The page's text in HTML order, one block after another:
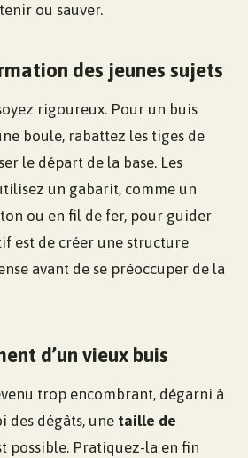
ou sauver.
des jeunes sujets
rigoureux. Pour un buis
boule, rabattez les tiges de
le départ de la base. Les
un gabarit, comme un
ou en fil de fer, pour guider
est de créer une structure
avant de se préoccuper de la
d’un vieux buis
trop encombrant, dégarni à
des dégâts, une taille de
possible. Pratiquez-la en fin